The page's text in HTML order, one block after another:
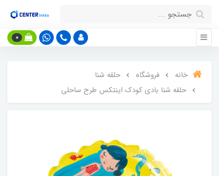
0
خانه فروشگاه
حلقه شنا
حلقه شنا بادی کودک اینتکس طرح ساحلی